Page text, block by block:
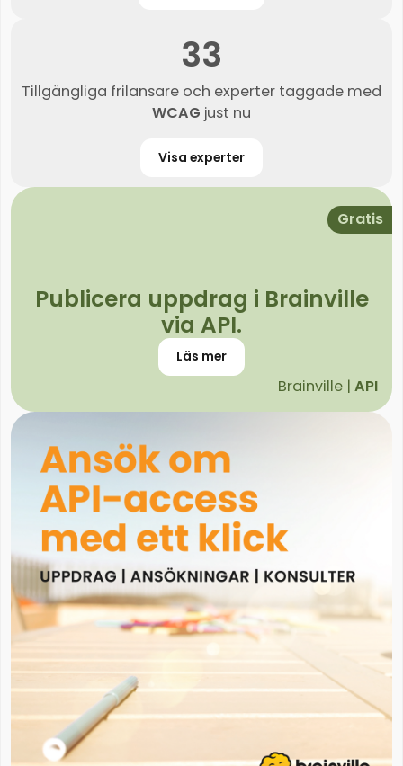
33
Tillgängliga frilansare och experter taggade med
WCAG just nu
Visa experter
Gratis
Publicera uppdrag i Brainville
via API.
Läs mer
Brainville |API